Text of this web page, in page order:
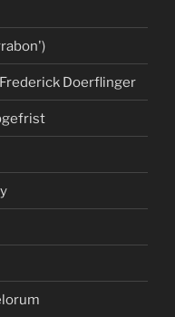
Doerflinger